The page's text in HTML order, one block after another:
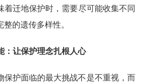
着迁地保护时，需要尽可能收集不同
的遗传多样性。
：让保护理念扎根人心
保护面临的最大挑战不是不重视，而